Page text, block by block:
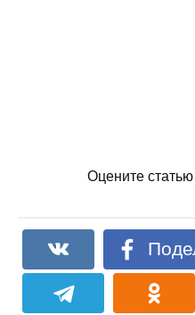
Оцените статью